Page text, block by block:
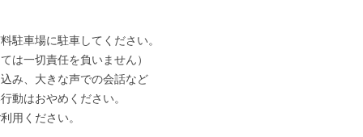
駐車場に駐車してください。
は一切責任を負いません）
み、大きな声での会話など
動はおやめください。
用ください。